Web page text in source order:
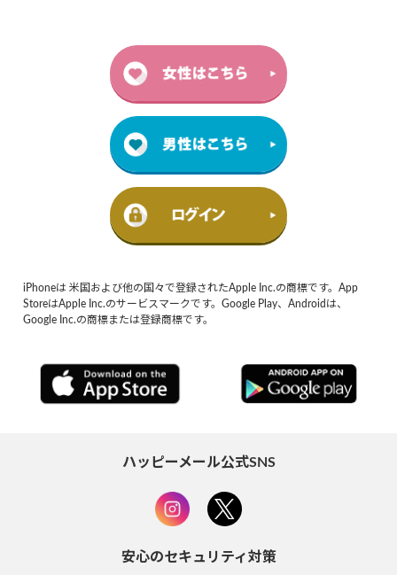
iPhoneは 米国および他の国々で登録されたApple Inc.の商標です。App
StoreはApple Inc.のサービスマークです。Google Play、Androidは、
Google Inc.の商標または登録商標です。
ハッピーメール公式SNS
安心のセキュリティ対策